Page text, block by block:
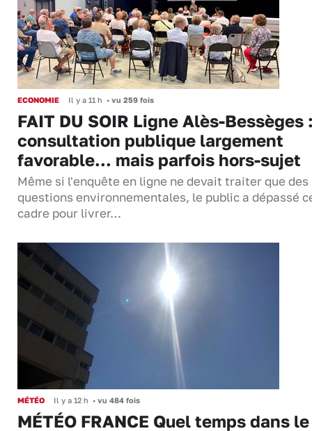
ECONOMIE Il y a 11 h • vu 259 fois
FAIT DU SOIR Ligne Alès-Bessèges
consultation publique largement
favorable... mais parfois hors-sujet
Même si l'enquête en ligne ne devait traiter que des
questions environnementales, le public a dépassé
cadre pour livrer…
MÉTÉO Il y a 12 h • vu 484 fois
MÉTÉO FRANCE Quel temps dans le